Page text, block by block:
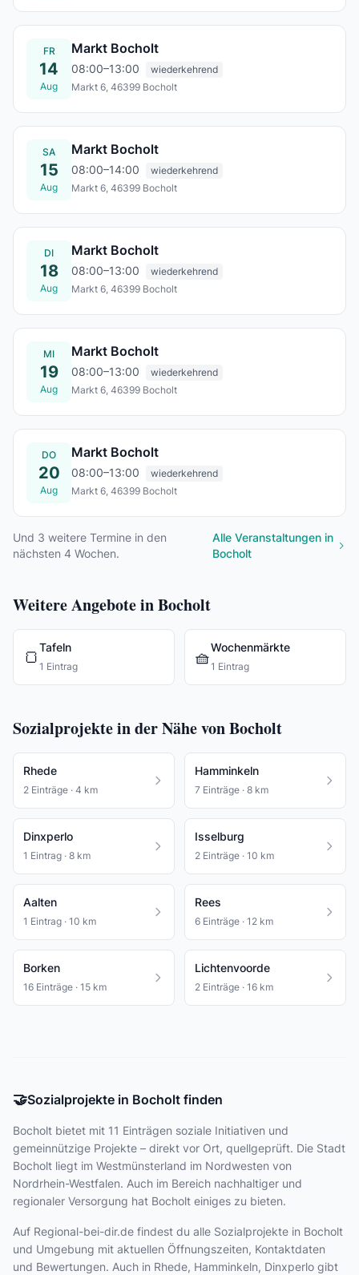
FR
14
Aug
Markt Bocholt
08:00–13:00
wiederkehrend
Markt 6, 46399 Bocholt
SA
15
Aug
Markt Bocholt
08:00–14:00
wiederkehrend
Markt 6, 46399 Bocholt
DI
18
Aug
Markt Bocholt
08:00–13:00
wiederkehrend
Markt 6, 46399 Bocholt
MI
19
Aug
Markt Bocholt
08:00–13:00
wiederkehrend
Markt 6, 46399 Bocholt
DO
20
Aug
Markt Bocholt
08:00–13:00
wiederkehrend
Markt 6, 46399 Bocholt
Und 3 weitere Termine in den
nächsten 4 Wochen.
Alle Veranstaltungen in
Bocholt
Weitere Angebote in Bocholt
🍞
Tafeln
1 Eintrag 🧺
Wochenmärkte
1 Eintrag
Sozialprojekte in der Nähe von Bocholt
Rhede
2 Einträge · 4 km
Hamminkeln
7 Einträge · 8 km
Dinxperlo
1 Eintrag · 8 km
Isselburg
2 Einträge · 10 km
Aalten
1 Eintrag · 10 km
Rees
6 Einträge · 12 km
Borken
16 Einträge · 15 km
Lichtenvoorde
2 Einträge · 16 km
🤝Sozialprojekte in Bocholt finden
Bocholt bietet mit 11 Einträgen soziale Initiativen und
gemeinnützige Projekte – direkt vor Ort, quellgeprüft. Die Stadt
Bocholt liegt im Westmünsterland im Nordwesten von
Nordrhein-Westfalen. Auch im Bereich nachhaltiger und
regionaler Versorgung hat Bocholt einiges zu bieten.
Auf Regional-bei-dir.de findest du alle Sozialprojekte in Bocholt
und Umgebung mit aktuellen Öffnungszeiten, Kontaktdaten
und Bewertungen. Auch in Rhede, Hamminkeln, Dinxperlo gibt